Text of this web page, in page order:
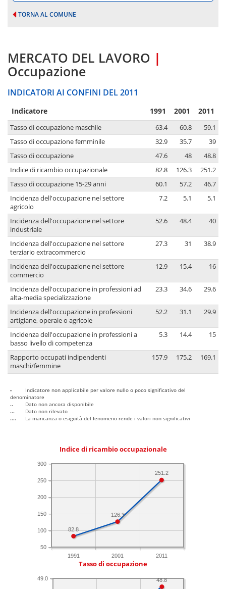
TORNA AL COMUNE
MERCATO DEL LAVORO |
Occupazione
INDICATORI AI CONFINI DEL 2011
Indicatore 1991 2001 2011
Tasso di occupazione maschile 63.4 60.8
59.1
Tasso di occupazione femminile
32.9 35.7
39
Tasso di occupazione
47.6 48
48.8
Indice di ricambio occupazionale
82.8 126.3
251.2
Tasso di occupazione 15-29 anni
60.1 57.2
46.7
Incidenza dell'occupazione nel settore
agricolo
7.2 5.1 5.1
Incidenza dell'occupazione nel settore
industriale
52.6 48.4 40
Incidenza dell'occupazione nel settore
terziario extracommercio
27.3 31 38.9
Incidenza dell'occupazione nel settore
commercio
12.9 15.4 16
Incidenza dell'occupazione in professioni ad
alta-media specializzazione
23.3 34.6 29.6
Incidenza dell'occupazione in professioni
artigiane, operaie o agricole
52.2 31.1 29.9
Incidenza dell'occupazione in professioni a
basso livello di competenza
5.3 14.4 15
Rapporto occupati indipendenti
maschi/femmine
157.9 175.2 169.1
-
Indicatore non applicabile per valore nullo o poco significativo del
denominatore
..
Dato non ancora disponibile
...
Dato non rilevato
....
La mancanza o esiguità del fenomeno rende i valori non significativi
Indice di ricambio occupazionale
1991 2001 2011
50
100
150
200
250
300
251.2
126.3
82.8
Tasso di occupazione
49.0 48.8